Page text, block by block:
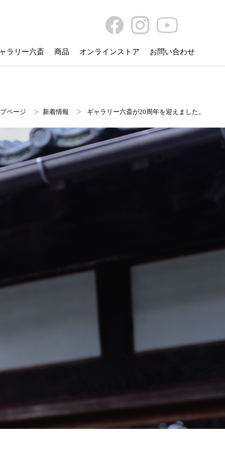
ラリー六斎 商品 オンラインストア お問い合わせ
ページ 新着情報 ギャラリー六斎が20周年を迎えました。